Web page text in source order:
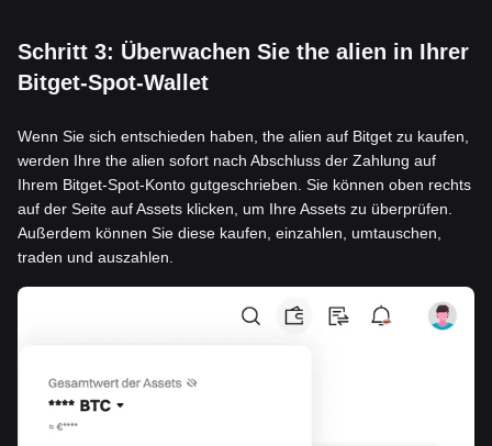
Schritt 3: Überwachen Sie the alien in Ihrer
Bitget-Spot-Wallet
Wenn Sie sich entschieden haben, the alien auf Bitget zu kaufen,
werden Ihre the alien sofort nach Abschluss der Zahlung auf
Ihrem Bitget-Spot-Konto gutgeschrieben. Sie können oben rechts
auf der Seite auf Assets klicken, um Ihre Assets zu überprüfen.
Außerdem können Sie diese kaufen, einzahlen, umtauschen,
traden und auszahlen.